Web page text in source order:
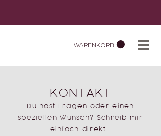
WARENKORB
KONTAKT
Du hast Fragen oder einen
speziellen Wunsch? Schreib mir
einfach direkt.